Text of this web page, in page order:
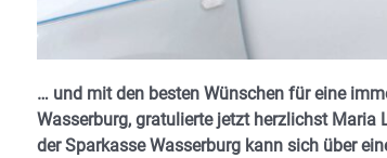
… und mit den besten Wünschen für eine
Wasserburg, gratulierte jetzt herzlichst Maria
der Sparkasse Wasserburg kann sich über